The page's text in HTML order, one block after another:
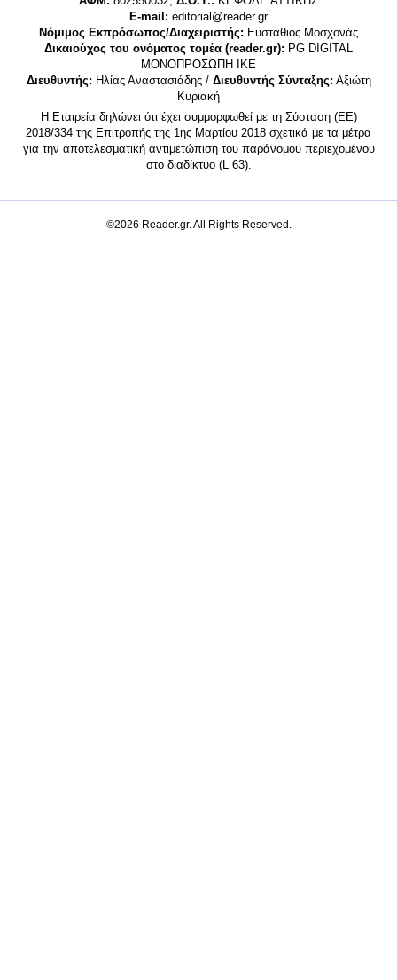
E-mail: editorial@reader.gr
Νόμιμος Εκπρόσωπος/Διαχειριστής: Ευστάθιος Μοσχονάς
Δικαιούχος του ονόματος τομέα (reader.gr): PG DIGITAL
MONΟΠΡΟΣΩΠΗ ΙΚΕ
Διευθυντής: Ηλίας Αναστασιάδης / Διευθυντής Σύνταξης: Αξιώτη
Κυριακή
Η Εταιρεία δηλώνει ότι έχει συμμορφωθεί με τη Σύσταση (ΕΕ)
2018/334 της Επιτροπής της 1ης Μαρτίου 2018 σχετικά με τα μέτρα
για την αποτελεσματική αντιμετώπιση του παράνομου περιεχομένου
στο διαδίκτυο (L 63).
©2026 Reader.gr. All Rights Reserved.